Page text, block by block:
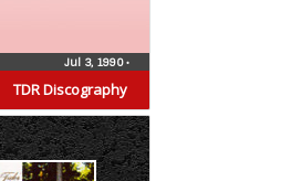
TDR Discography
Jul 3, 1990•